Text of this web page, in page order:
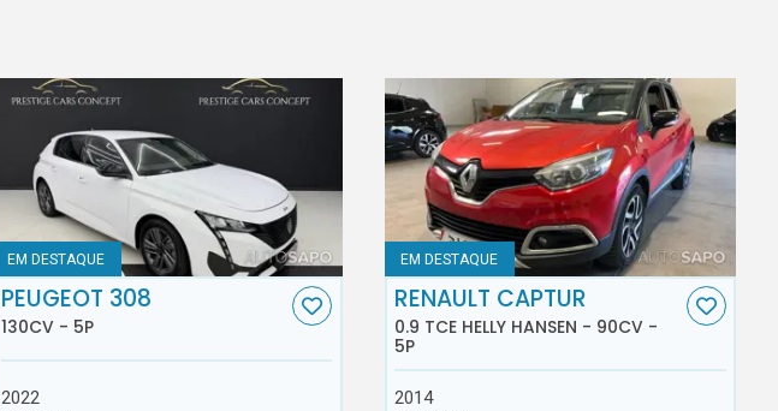
EM DESTAQUE
PEUGEOT 308
130CV - 5P
2022
EM DESTAQUE
RENAULT CAPTUR
0.9 TCE HELLY HANSEN - 90CV -
5P
2014